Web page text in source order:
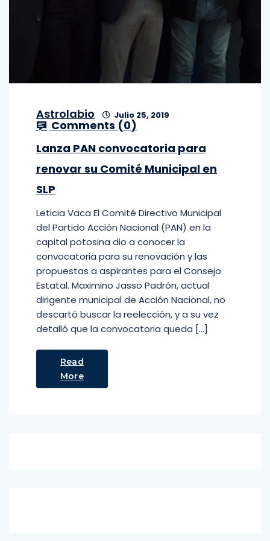
Astrolabio Julio 25, 2019
Comments (0)
Lanza PAN convocatoria para
renovar su Comité Municipal en
SLP
Leticia Vaca El Comité Directivo Municipal
del Partido Acción Nacional (PAN) en la
capital potosina dio a conocer la
convocatoria para su renovación y las
propuestas a aspirantes para el Consejo
Estatal. Maximino Jasso Padrón, actual
dirigente municipal de Acción Nacional, no
descartó buscar la reelección, y a su vez
detalló que la convocatoria queda […]
Read
More